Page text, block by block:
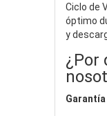
Ciclo de
óptimo
y
¿Por